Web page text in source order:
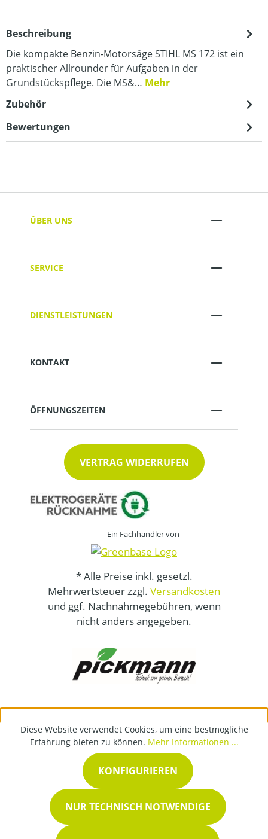
Beschreibung
Die kompakte Benzin-Motorsäge STIHL MS 172 ist ein
praktischer Allrounder für Aufgaben in der
Grundstückspflege. Die MS&… Mehr
Zubehör
Bewertungen
ÜBER UNS
SERVICE
DIENSTLEISTUNGEN
KONTAKT
ÖFFNUNGSZEITEN
VERTRAG WIDERRUFEN
Ein Fachhändler von
* Alle Preise inkl. gesetzl.
Mehrwertsteuer zzgl. Versandkosten
und ggf. Nachnahmegebühren, wenn
nicht anders angegeben.
Diese Website verwendet Cookies, um eine bestmögliche
Erfahrung bieten zu können. Mehr Informationen ...
NUR TECHNISCH NOTWENDIGE
KONFIGURIEREN